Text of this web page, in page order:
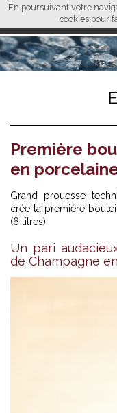
En poursuivant votre
cookies pour
L M
Première
en
Grand prouesse
crée la première
(6 litres).
Un pari
de Champagne